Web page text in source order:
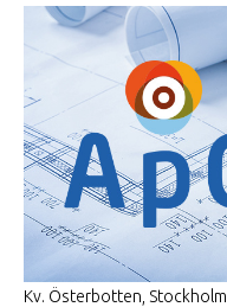
Kv. Österbotten, Stockholm